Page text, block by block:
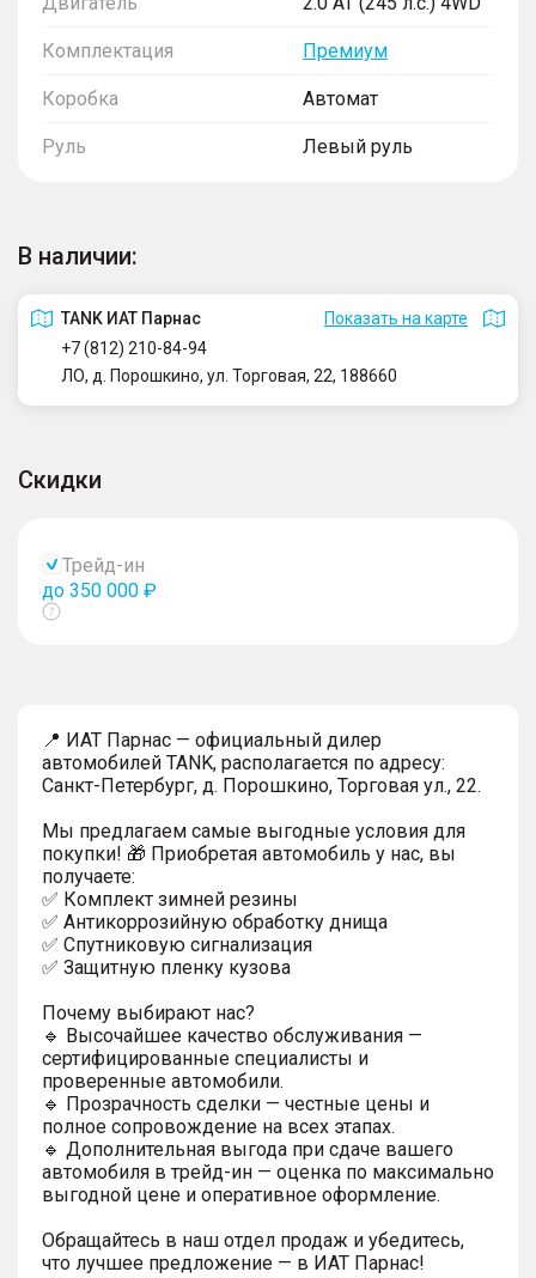
Комплектация Премиум
Коробка Автомат
Руль Левый руль
В наличии:
TANK ИАТ Парнас
Показать на карте
+7 (812) 210-84-94
ЛО, д. Порошкино, ул. Торговая, 22, 188660
Скидки
Трейд-ин
до 350 000 ₽
Показать
📍 ИАТ Парнас — официальный дилер
автомобилей TANK, располагается по адресу:
Санкт-Петербург, д. Порошкино, Торговая ул., 22.
Мы предлагаем самые выгодные условия для
покупки! 🎁 Приобретая автомобиль у нас, вы
получаете:
✅ Комплект зимней резины
✅ Антикоррозийную обработку днища
✅ Спутниковую сигнализация
✅ Защитную пленку кузова
Почему выбирают нас?
🔹 Высочайшее качество обслуживания —
сертифицированные специалисты и
проверенные автомобили.
🔹 Прозрачность сделки — честные цены и
полное сопровождение на всех этапах.
🔹 Дополнительная выгода при сдаче вашего
автомобиля в трейд-ин — оценка по максимально
выгодной цене и оперативное оформление.
Обращайтесь в наш отдел продаж и убедитесь,
что лучшее предложение — в ИАТ Парнас!